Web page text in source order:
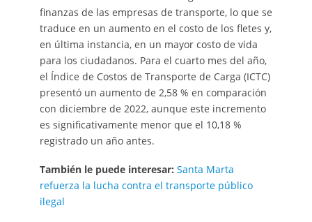
finanzas de las empresas de transporte, lo que se
traduce en un aumento en el costo de los fletes y,
en última instancia, en un mayor costo de vida
para los ciudadanos. Para el cuarto mes del año,
el Índice de Costos de Transporte de Carga (ICTC)
presentó un aumento de 2,58 % en comparación
con diciembre de 2022, aunque este incremento
es significativamente menor que el 10,18 %
registrado un año antes.
También le puede interesar: Santa Marta
refuerza la lucha contra el transporte público
ilegal